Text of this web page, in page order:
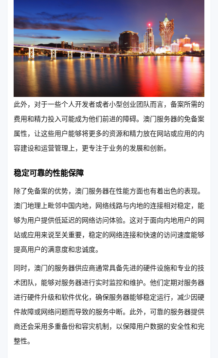
此外，对于一些个人开发者或者小型创业团队而言，备案所需的
费用和精力投入可能成为他们前进的障碍。澳门服务器的免备案
属性，让这些用户能够将更多的资源和精力放在网站或应用的内
容建设和运营管理上，更专注于业务的发展和创新。
稳定可靠的性能保障
除了免备案的优势，澳门服务器在性能方面也有着出色的表现。
澳门地理上毗邻中国内地，网络线路与内地的连接相对稳定，能
够为用户提供低延迟的网络访问体验。这对于面向内地用户的网
站或应用来说至关重要，稳定的网络连接和快速的访问速度能够
提高用户的满意度和忠诚度。
同时，澳门的服务器供应商通常具备先进的硬件设施和专业的技
术团队，能够对服务器进行实时监控和维护。他们定期对服务器
进行硬件升级和软件优化，确保服务器能够稳定运行，减少因硬
件故障或网络问题而导致的服务中断。此外，可靠的服务器提供
商还会采用多重备份和容灾机制，以保障用户数据的安全性和完
整性。